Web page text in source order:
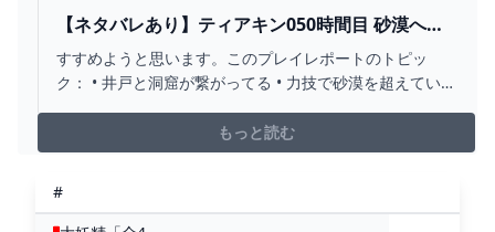
【ネタバレあり】ティアキン050時間目 砂漠へ行
こう 【ゲルド攻略】
すすめようと思います。このプレイレポートのトピッ
ク： • 井戸と洞窟が繋がってる • 力技で砂漠を超えていく
スナザラシ 視界悪い 地図も砂嵐カラカラバザールカ
ラカラバザール暑さ対策ではちがねを購入する熱砂のは
なのか井戸に入る井戸の先で「オアシスの水源」ってい
もっと読む
#